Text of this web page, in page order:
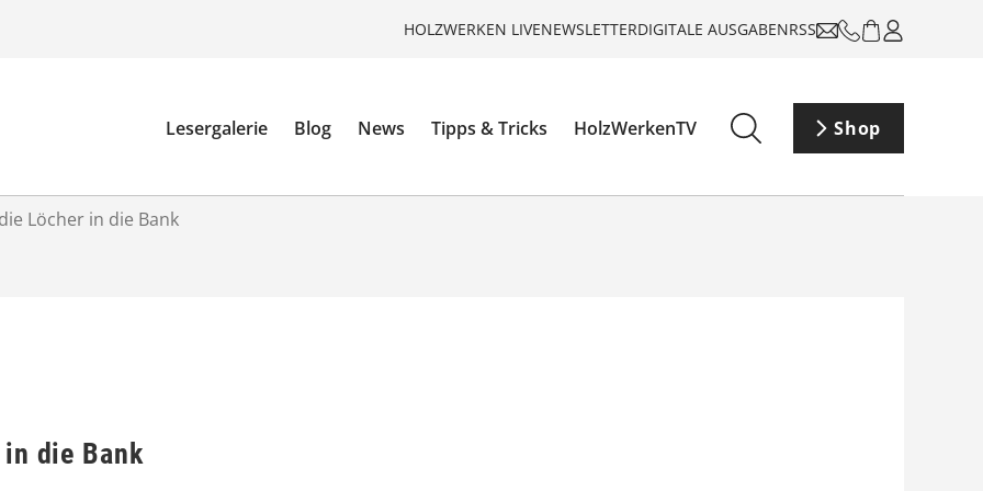
HOLZWERKEN LIVENEWSLETTERDIGITALE AUSGABENRSS
Lesergalerie Blog News Tipps & Tricks HolzWerkenTV Shop
Löcher in die Bank
die Bank